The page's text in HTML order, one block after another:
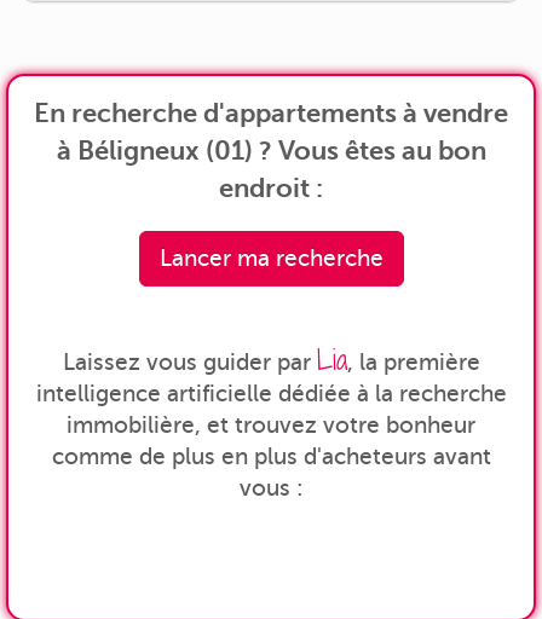
En recherche d'appartements à vendre
à Béligneux (01) ? Vous êtes au bon
endroit :
Lancer ma recherche
Laissez vous guider par Lia, la première
intelligence artificielle dédiée à la recherche
immobilière, et trouvez votre bonheur
comme de plus en plus d'acheteurs avant
vous :